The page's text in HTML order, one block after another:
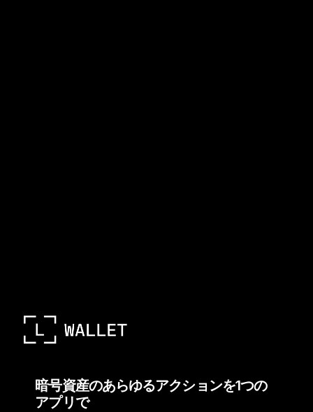
暗号資産のあらゆるアクションを1つの
アプリで